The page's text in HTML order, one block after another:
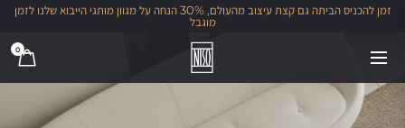
זמן להכניס הביתה גם קצת עיצוב מהעולם, 30% הנחה על מגוון מותגי הייבוא שלנו לזמן
מוגבל
0